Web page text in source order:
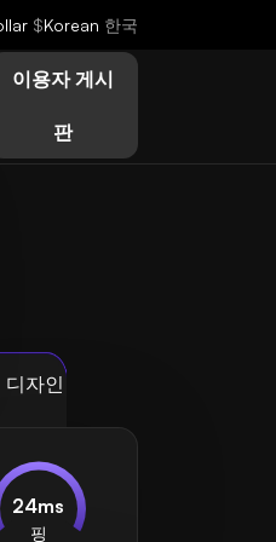
$Korean 한국
이용자 게시
판
24ms
핑